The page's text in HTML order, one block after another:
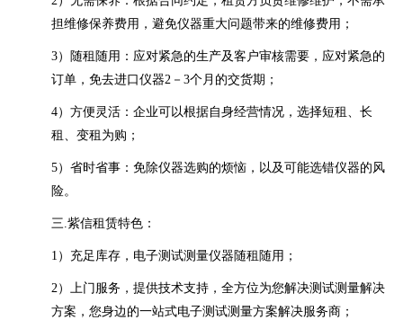
担维修保养费用，避免仪器重大问题带来的维修费用；
3）随租随用：应对紧急的生产及客户审核需要，应对紧急的
订单，免去进口仪器2－3个月的交货期；
4）方便灵活：企业可以根据自身经营情况，选择短租、长
租、变租为购；
5）省时省事：免除仪器选购的烦恼，以及可能选错仪器的风
险。
三.紫信租赁特色：
1）充足库存，电子测试测量仪器随租随用；
2）上门服务，提供技术支持，全方位为您解决测试测量解决
方案，您身边的一站式电子测试测量方案解决服务商；